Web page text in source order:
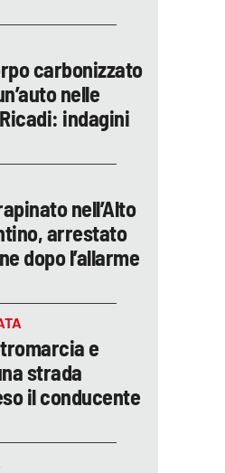
carbonizzato
nelle
indagini
nell’Alto
arrestato
dopo l’allarme
e
strada
il conducente